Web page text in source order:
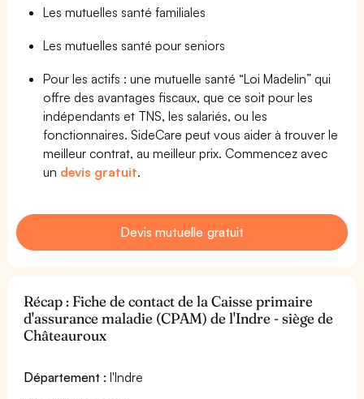
Les mutuelles santé familiales
Les mutuelles santé pour seniors
Pour les actifs : une mutuelle santé “Loi Madelin” qui
offre des avantages fiscaux, que ce soit pour les
indépendants et TNS, les salariés, ou les
fonctionnaires. SideCare peut vous aider à trouver le
meilleur contrat, au meilleur prix. Commencez avec
un devis gratuit.
Devis mutuelle gratuit
Récap : Fiche de contact de la Caisse primaire
d'assurance maladie (CPAM) de l'Indre - siège de
Châteauroux
Département : l'Indre